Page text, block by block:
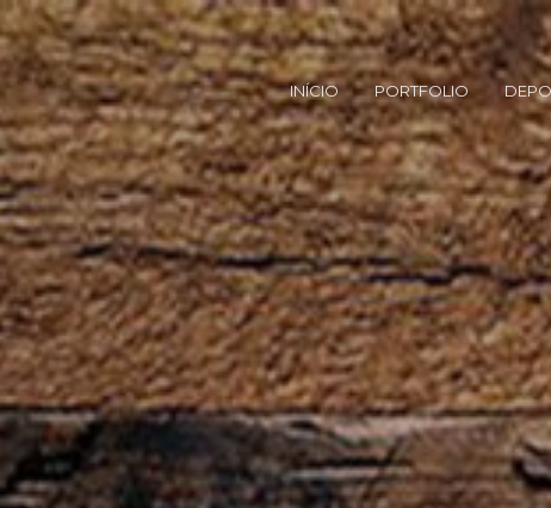
INÍCIO PORTFOLIO